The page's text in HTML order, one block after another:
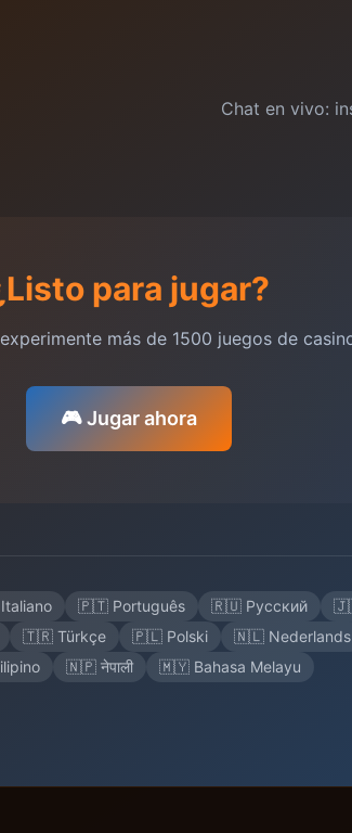
Chat en vivo:
para jugar?
más de 1500 juegos de
🎮 Jugar ahora
🇵🇹 Português 🇷🇺 Русский
🇹🇷 Türkçe 🇵🇱 Polski 🇳🇱 Nederlands
🇳🇵 नेपाली 🇲🇾 Bahasa Melayu